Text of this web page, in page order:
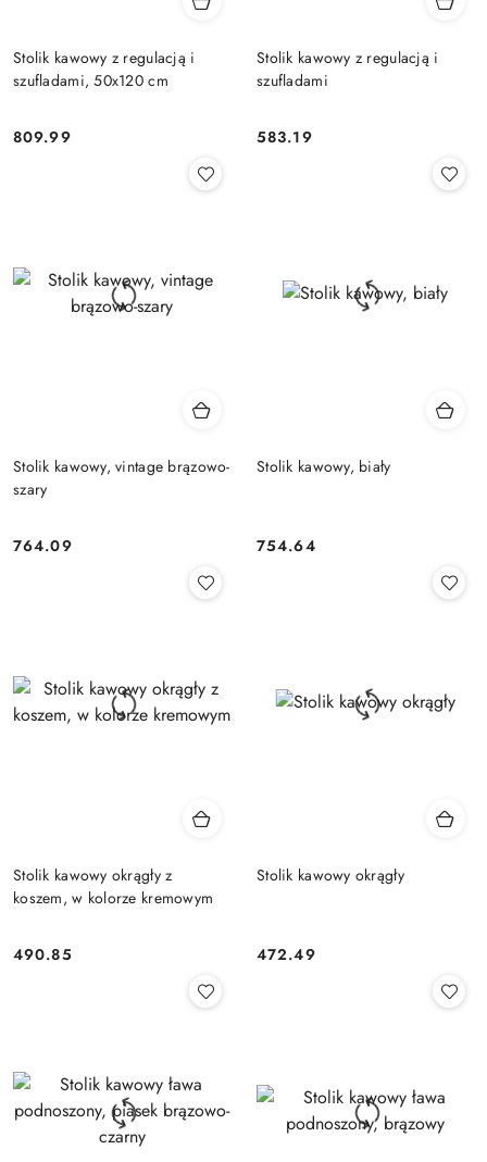
Stolik kawowy z regulacją i
szufladami, 50x120 cm
Cena:
809.99
Stolik kawowy z regulacją i
szufladami
Cena:
583.19
Stolik kawowy, vintage brązowo-
szary
Cena:
764.09
Stolik kawowy, biały
Cena:
754.64
Stolik kawowy okrągły z
koszem, w kolorze kremowym
Cena:
490.85
Stolik kawowy okrągły
Cena:
472.49